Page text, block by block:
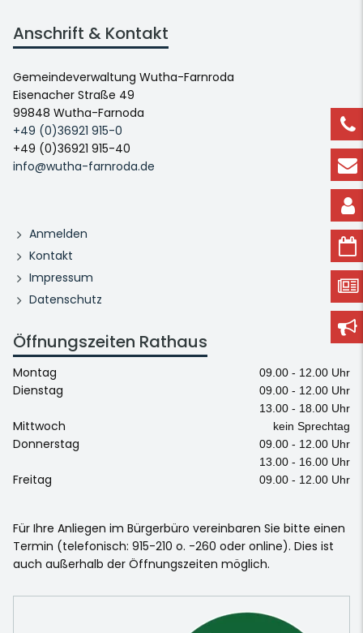
Anschrift & Kontakt
Gemeindeverwaltung Wutha-Farnroda
Eisenacher Straße 49
99848 Wutha-Farnoda
+49 (0)36921 915-0
+49 (0)36921 915-40
info@wutha-farnroda.de
Anmelden
Kontakt
Impressum
Datenschutz
Öffnungszeiten Rathaus
Montag 09.00 - 12.00 Uhr
Dienstag
09.00 - 12.00 Uhr
13.00 - 18.00 Uhr
Mittwoch kein Sprechtag
Donnerstag
09.00 - 12.00 Uhr
13.00 - 16.00 Uhr
Freitag 09.00 - 12.00 Uhr
Für Ihre Anliegen im Bürgerbüro vereinbaren Sie bitte einen
Termin (telefonisch: 915-210 o. -260 oder online). Dies ist
auch außerhalb der Öffnungszeiten möglich.